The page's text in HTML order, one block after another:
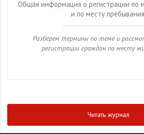
Общая информация о регистрации по
и по месту
Разберем термины по теме и
регистрации граждан по месту
Читать журнал